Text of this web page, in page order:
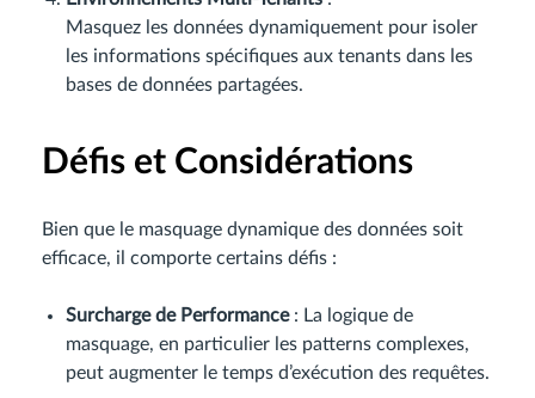
Masquez les données dynamiquement pour isoler
les informations spécifiques aux tenants dans les
bases de données partagées.
Défis et Considérations
Bien que le masquage dynamique des données soit
efficace, il comporte certains défis :
Surcharge de Performance: La logique de
masquage, en particulier les patterns complexes,
peut augmenter le temps d’exécution des requêtes.